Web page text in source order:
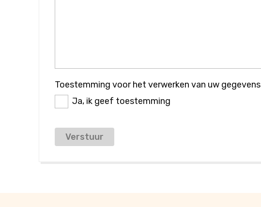
Toestemming voor het verwerken van uw gegevens
Ja, ik geef toestemming